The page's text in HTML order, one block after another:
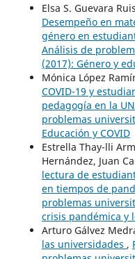
Elsa S. Guevara
Desempeño en
género en
Análisis de
(2017): Género y
Mónica López
COVID-19 y
pedagogía en la
problemas
Educación y COVID
Estrella Thay-lli
Hernández, Juan
lectura de
en tiempos de
problemas
crisis pandémica y
Arturo Gálvez
las universidades ,